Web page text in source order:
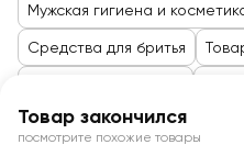
Мужская гигиена и
Средства для бритья
Товар закончился
посмотрите похожие товары